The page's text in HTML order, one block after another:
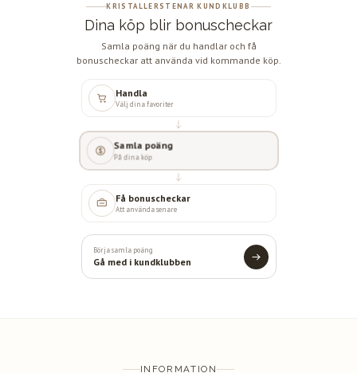
KRISTALLERSTENAR KUNDKLUBB
Dina köp blir bonuscheckar
Samla poäng när du handlar och få
bonuscheckar att använda vid kommande köp.
Handla
Välj dina favoriter
Samla poäng
På dina köp
Få bonuscheckar
Att använda senare
Börja samla poäng
Gå med i kundklubben
INFORMATION